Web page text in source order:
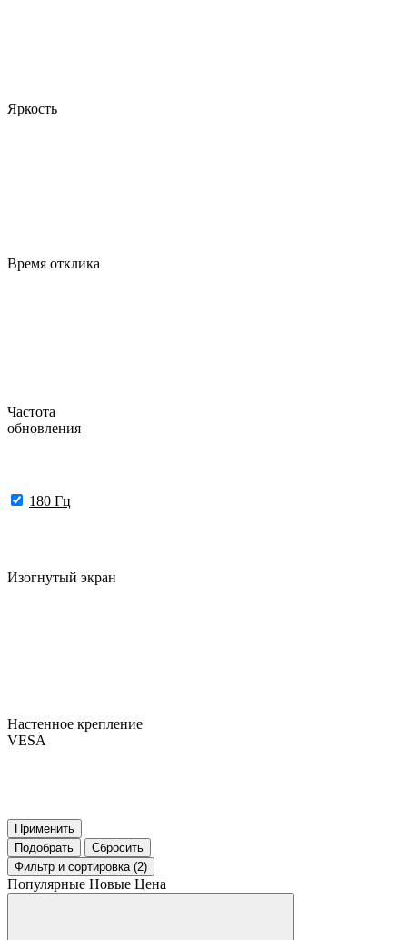
Яркость
Время отклика
Частота
обновления
180 Гц
Изогнутый экран
Настенное крепление
VESA
Применить
Подобрать
Сбросить
Фильтр и сортировка (2)
Популярные Новые Цена